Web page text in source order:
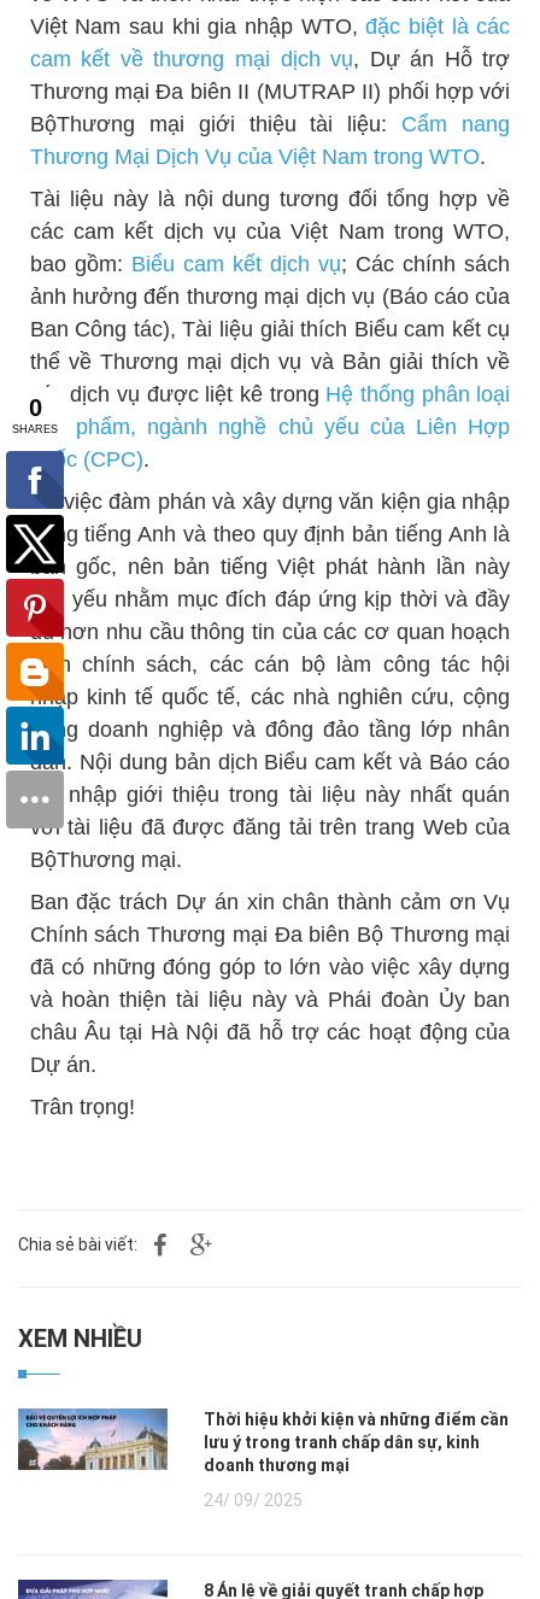
Việt Nam sau khi gia nhập WTO,đặc biệt là các
cam kết về thương mại dịch vụ, Dự án Hỗ trợ
Thương mại Đa biên II (MUTRAP II) phối hợp với
BộThương mại giới thiệu tài liệu: Cẩm nang
Thương Mại Dịch Vụ của Việt Nam trong WTO.
Tài liệu này là nội dung tương đối tổng hợp về
các cam kết dịch vụ của Việt Nam trong WTO,
bao gồm: Biểu cam kết dịch vụ; Các chính sách
ảnh hưởng đến thương mại dịch vụ (Báo cáo của
Ban Công tác), Tài liệu giải thích Biểu cam kết cụ
thể về Thương mại dịch vụ và Bản giải thích về
các dịch vụ được liệt kê trong Hệ thống phân loại
sản phẩm, ngành nghề chủ yếu của Liên Hợp
quốc (CPC).
Do việc đàm phán và xây dựng văn kiện gia nhập
bằng tiếng Anh và theo quy định bản tiếng Anh là
bản gốc, nên bản tiếng Việt phát hành lần này
chủ yếu nhằm mục đích đáp ứng kịp thời và đầy
đủ hơn nhu cầu thông tin của các cơ quan hoạch
định chính sách, các cán bộ làm công tác hội
nhập kinh tế quốc tế, các nhà nghiên cứu, cộng
đồng doanh nghiệp và đông đảo tầng lớp nhân
dân. Nội dung bản dịch Biểu cam kết và Báo cáo
gia nhập giới thiệu trong tài liệu này nhất quán
với tài liệu đã được đăng tải trên trang Web của
BộThương mại.
Ban đặc trách Dự án xin chân thành cảm ơn Vụ
Chính sách Thương mại Đa biên Bộ Thương mại
đã có những đóng góp to lớn vào việc xây dựng
và hoàn thiện tài liệu này và Phái đoàn Ủy ban
châu Âu tại Hà Nội đã hỗ trợ các hoạt động của
Dự án.
Trân trọng!
Chia sẻ bài viết:
XEM NHIỀU
Thời hiệu khởi kiện và những điểm cần
lưu ý trong tranh chấp dân sự, kinh
doanh thương mại
24/ 09/ 2025
8 Án lệ về giải quyết tranh chấp hợp